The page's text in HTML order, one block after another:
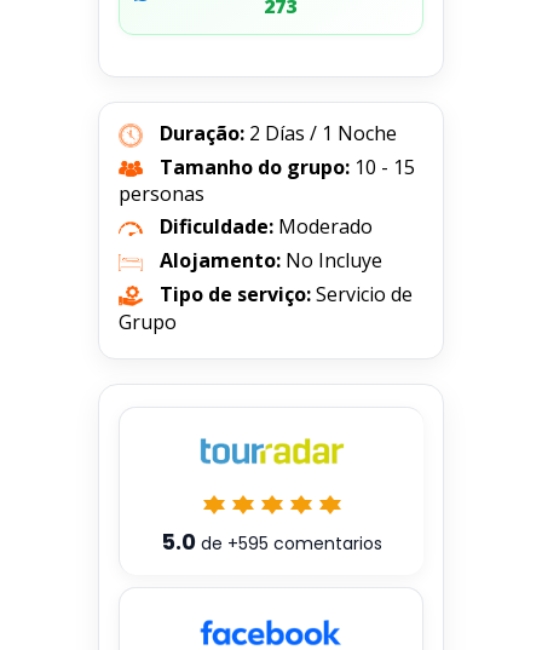
273
Duração: 2 Días / 1 Noche
Tamanho do grupo: 10 - 15
personas
Dificuldade: Moderado
Alojamento: No Incluye
Tipo de serviço:Servicio de
Grupo
5.0 de +595 comentarios